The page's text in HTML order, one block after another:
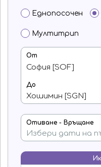
Еднопосочен
Мултитрип
От
До
Отиване - Връщане